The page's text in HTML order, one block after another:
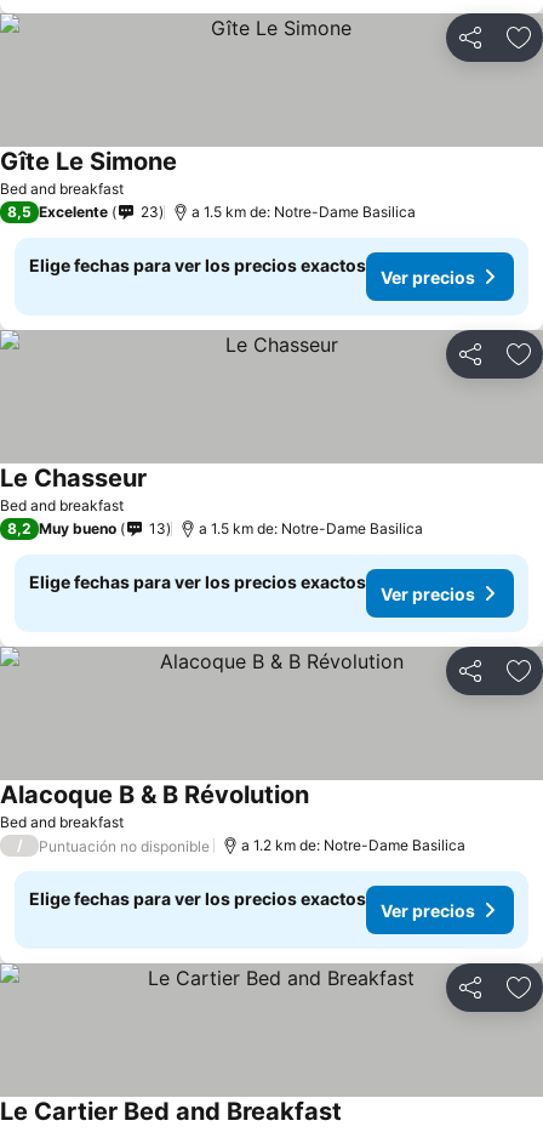
Compartir
Bed and breakfast
Gîte Le Simone
8,5 Excelente 23 a 1.5 km de: Notre-Dame Basilica
Elige fechas para ver los precios exactos
Ver precios
Compartir
Bed and breakfast
Le Chasseur
8,2 Muy bueno 13 a 1.5 km de: Notre-Dame Basilica
Elige fechas para ver los precios exactos
Ver precios
Compartir
Bed and breakfast
Alacoque B & B RévolutionVer precios
/ Puntuación no disponible a 1.2 km de: Notre-Dame Basilica
Elige fechas para ver los precios exactos
Ver precios
Compartir
Le Cartier Bed and Breakfast